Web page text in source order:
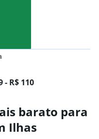
- R$ 110
barato para
Ilhas